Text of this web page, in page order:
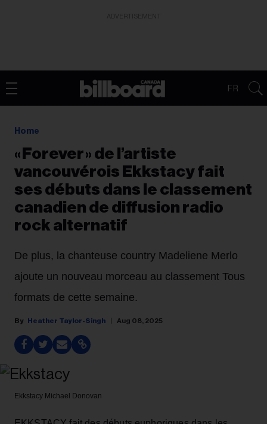
FR
Home
« Forever » de l’artiste
vancouvérois Ekkstacy fait
ses débuts dans le classement
canadien de diffusion radio
rock alternatif
De plus, la chanteuse country Madeliene Merlo
ajoute un nouveau morceau au classement Tous
formats de cette semaine.
Heather Taylor-Singh Aug 08, 2025
Ekkstacy Michael Donovan